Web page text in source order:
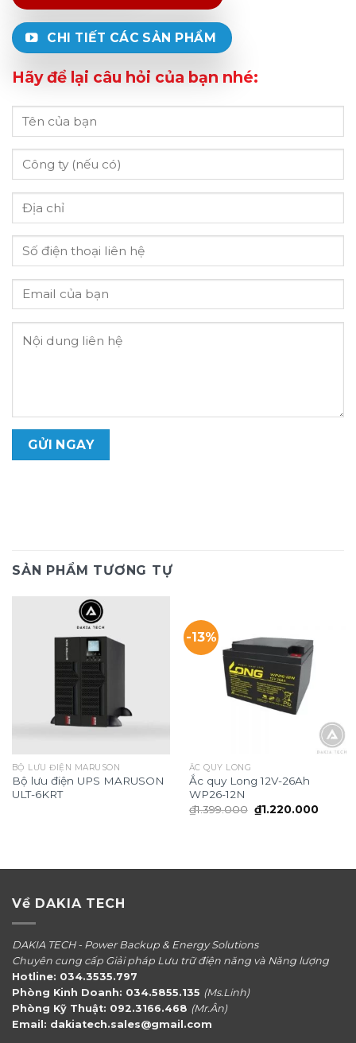
CHI TIẾT CÁC SẢN PHẨM
Hãy để lại câu hỏi của bạn nhé:
SẢN PHẨM TƯƠNG TỰ
BỘ LƯU ĐIỆN MARUSON
Bộ lưu điện UPS MARUSON
ULT-6KRT
-13%
ẮC QUY LONG
Ắc quy Long 12V-26Ah
WP26-12N
₫1.399.000 Giá
gốc
₫1.220.000Giá
Về DAKIA TECH
DAKIA TECH - Power Backup & Energy Solutions
Chuyên cung cấp Giải pháp Lưu trữ điện năng và Năng lượng
Hotline: 034.3535.797
Phòng Kinh Doanh: 034.5855.135 (Ms.Linh)
Phòng Kỹ Thuật: 092.3166.468 (Mr.Ân)
Email: dakiatech.sales@gmail.com